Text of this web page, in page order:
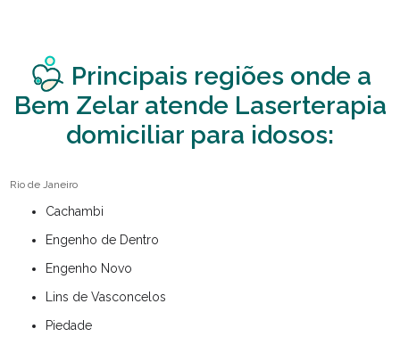
Principais regiões onde a
Bem Zelar atende Laserterapia
domiciliar para idosos:
Rio de Janeiro
Cachambi
Engenho de Dentro
Engenho Novo
Lins de Vasconcelos
Piedade